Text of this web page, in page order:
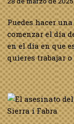
Puedes hacer
comenzar el día
en el día en que
quieres trabajar